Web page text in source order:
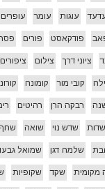
עוגות עומר עופרים
פודקאסט פורים
ציוני דרך צילום ציפורים
קובי מור קומונה
רבקה הרן רהיטים
שדות שדש נוי שואה
שלמה דגן שמואל
מקומית שקד שקופיות